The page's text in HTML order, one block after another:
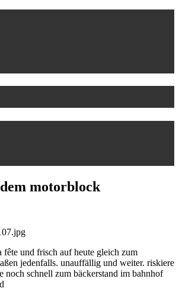
motorblock
fête und frisch auf heute gleich zum
jedenfalls. unauffällig und weiter. riskiere
noch schnell zum bäckerstand im bahnhof